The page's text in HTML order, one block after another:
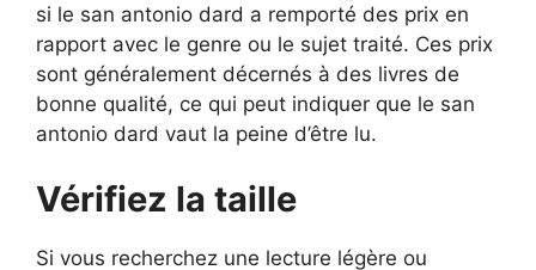
si le san antonio dard a remporté des prix en
rapport avec le genre ou le sujet traité. Ces prix
sont généralement décernés à des livres de
bonne qualité, ce qui peut indiquer que le san
antonio dard vaut la peine d’être lu.
Vérifiez la taille
Si vous recherchez une lecture légère ou